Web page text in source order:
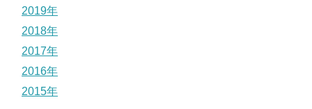
2019年
2018年
2017年
2016年
2015年